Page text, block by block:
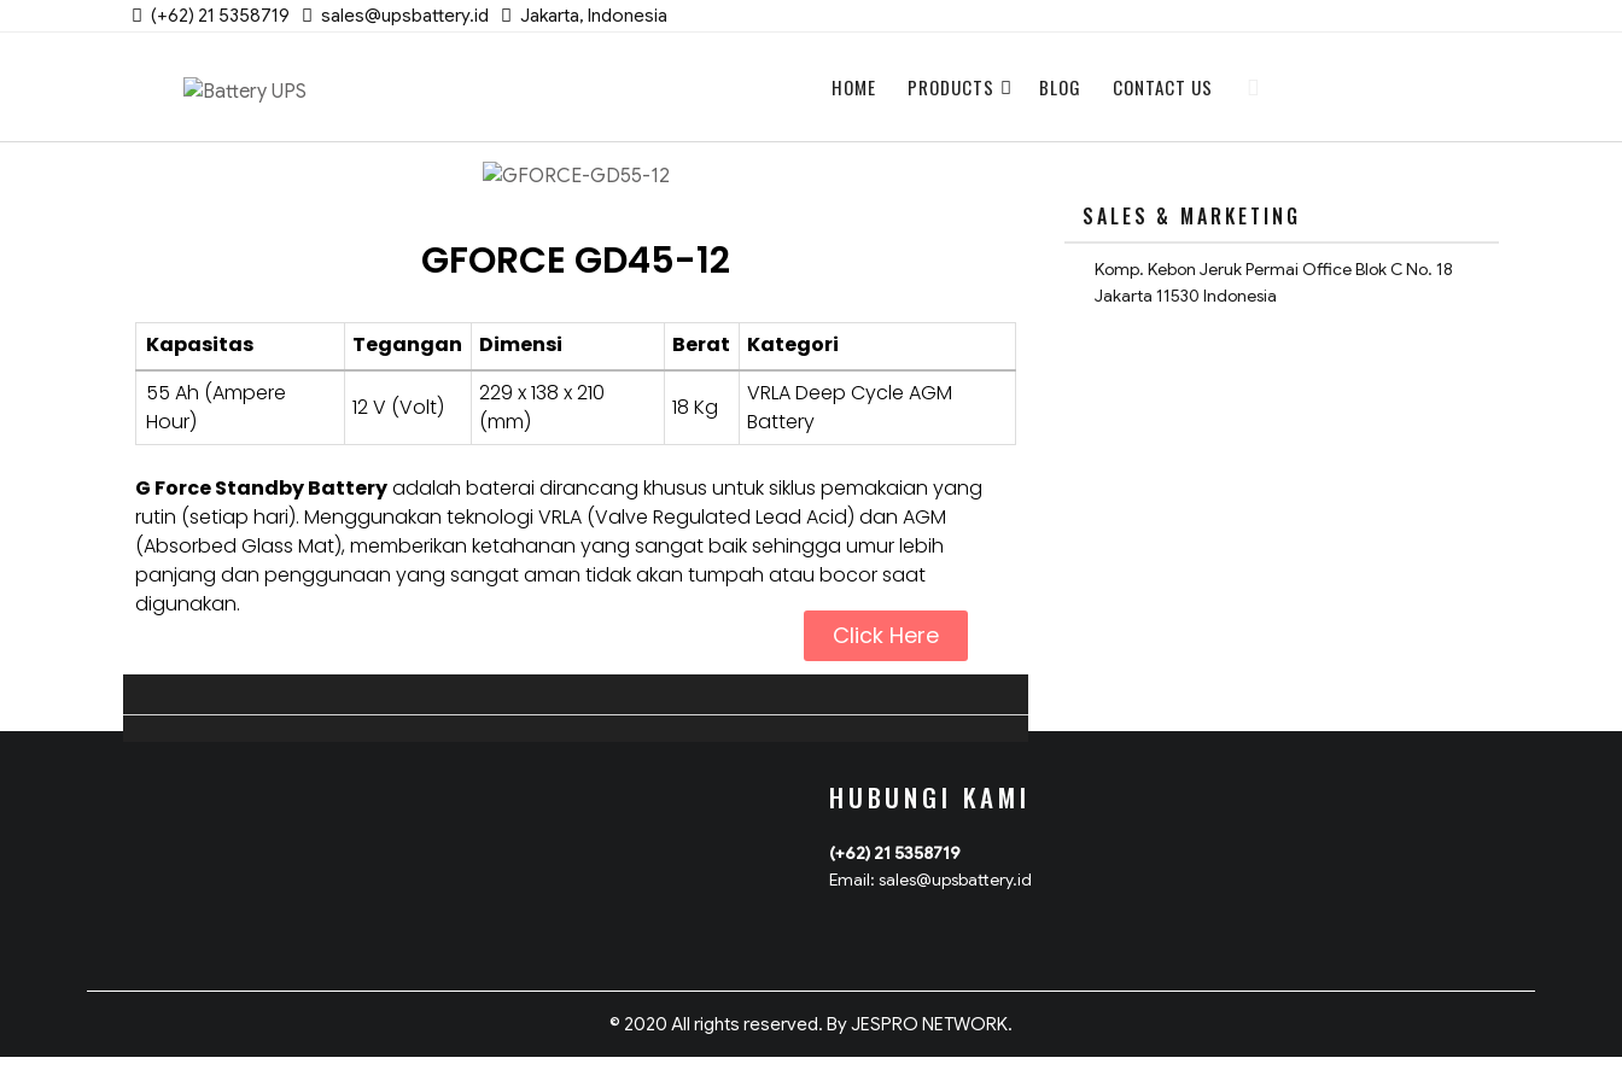
(+62) 21 5358719 sales@upsbattery.id Jakarta, Indonesia
HOME PRODUCTS BLOG CONTACT US
GFORCE GD45-12
Kapasitas Tegangan Dimensi Berat
Kategori
55 Ah (Ampere
Hour)
12 V (Volt)
229 x 138 x 210
(mm)
18 Kg
VRLA Deep Cycle AGM
Battery
G Force Standby Batteryadalah baterai dirancang khusus untuk siklus pemakaian yang
rutin (setiap hari). Menggunakan teknologi VRLA (Valve Regulated Lead Acid) dan AGM
(Absorbed Glass Mat), memberikan ketahanan yang sangat baik sehingga umur lebih
panjang dan penggunaan yang sangat aman tidak akan tumpah atau bocor saat
digunakan.
Click Here
SALES & MARKETING
Komp. Kebon Jeruk Permai Office Blok C No. 18
Jakarta 11530 Indonesia
HUBUNGI KAMI
(+62) 21 5358719
Email: sales@upsbattery.id
© 2020 All rights reserved. By JESPRO NETWORK.